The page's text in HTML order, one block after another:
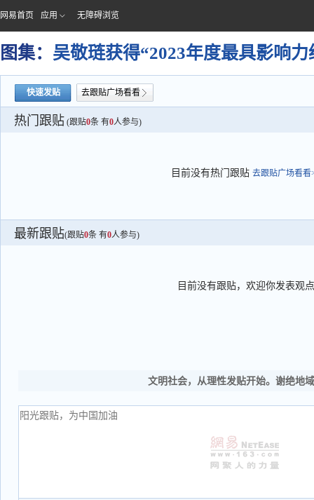
网易首页 应用 无障碍浏览
图集： 吴敬琏获得“2023年度最具影响力
快速发贴 去跟贴广场看看
热门跟贴 (跟贴0条 有0人参与)
目前没有热门跟贴 去跟贴广场看看
最新跟贴(跟贴0条 有0人参与)
目前没有跟贴，欢迎你发表观点
文明社会，从理性发贴开始。谢绝地